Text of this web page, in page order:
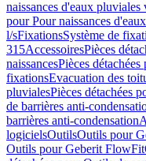
naissances d'eaux
pour Pour naissances
l/sFixationsSystème de
315AccessoiresPièces
naissancesPièces
fixationsEvacuation des
pluvialesPièces détachées
de barrières anti-
barrières anti-condensation
logicielsOutilsOutils pour
Outils pour Geberit FlowFit